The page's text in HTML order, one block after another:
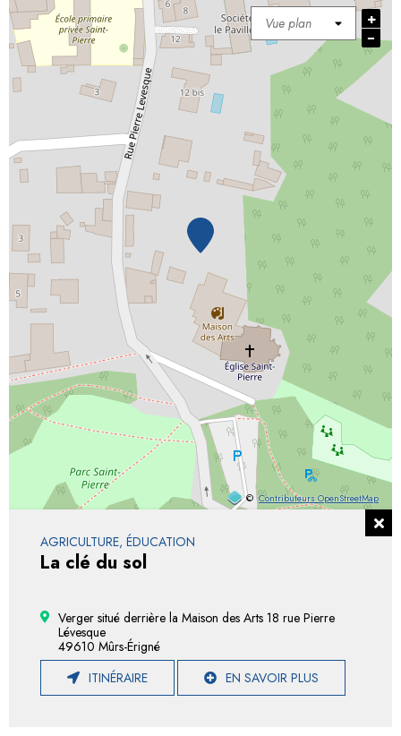
© Contributeurs OpenStreetMap
+
−
AGRICULTURE, ÉDUCATION
La clé du sol
Verger situé derrière la Maison des Arts 18 rue Pierre
Lévesque
49610 Mûrs-Érigné
ITINÉRAIRE
EN SAVOIR PLUS